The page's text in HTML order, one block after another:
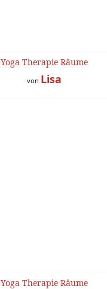
Yoga Therapie Räume
von Lisa
Yoga Therapie Räume